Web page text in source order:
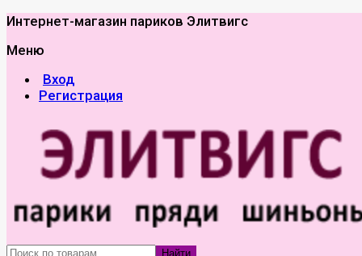
Интернет-магазин париков Элитвигс
Меню
Вход
Регистрация
Найти